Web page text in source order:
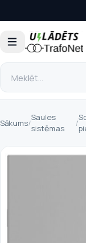
Sākums/
Saules
sistēmas
/